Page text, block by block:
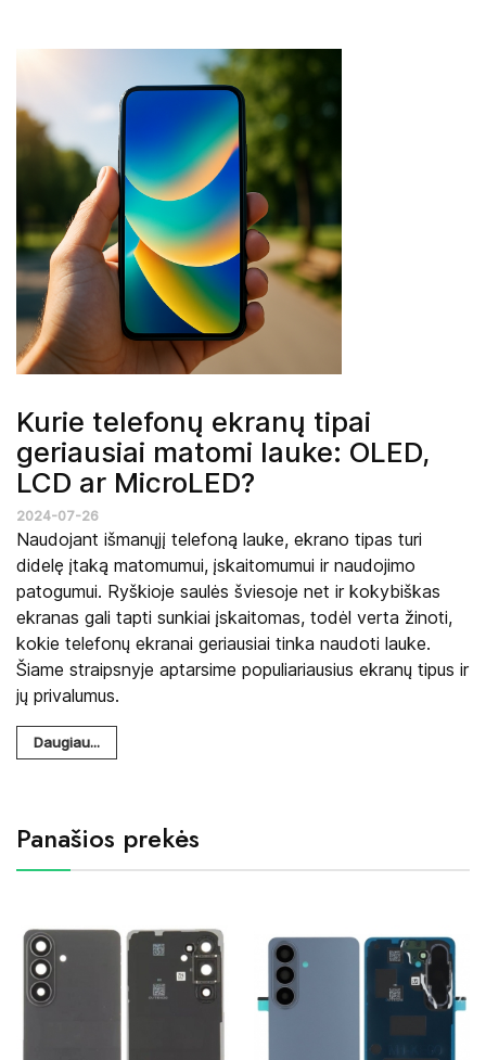
Kurie telefonų ekranų tipai
geriausiai matomi lauke: OLED,
LCD ar MicroLED?
2024-07-26
Naudojant išmanųjį telefoną lauke, ekrano tipas turi
didelę įtaką matomumui, įskaitomumui ir naudojimo
patogumui. Ryškioje saulės šviesoje net ir kokybiškas
ekranas gali tapti sunkiai įskaitomas, todėl verta žinoti,
kokie telefonų ekranai geriausiai tinka naudoti lauke.
Šiame straipsnyje aptarsime populiariausius ekranų tipus ir
jų privalumus.
Daugiau...
Panašios prekės